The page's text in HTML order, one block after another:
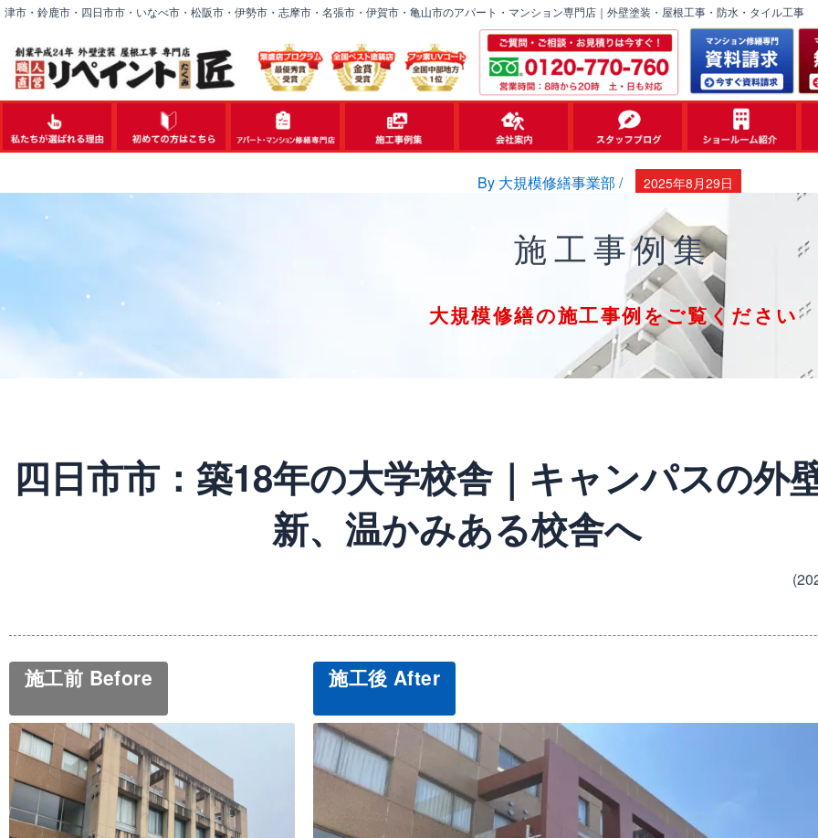
内
キ
ッ
プ
津市・鈴鹿市・四日市市・いなべ市・松阪市・伊勢市・志摩市・名張市・伊賀市・亀山市のアパート・マンション専門店｜外壁塗装・屋根工事・防水・タイル工事
By 大規模修繕事業部 / 2025年8月29日
施工事例集
大規模修繕の施工事例をご覧ください
四日市市：築18年の大学校舎｜キャンパスの外
新、温かみある校舎へ
施工前 Before 施工後 After